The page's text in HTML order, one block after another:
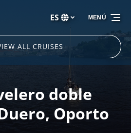
Selecciona
tu
ES
ALL CRUISES
MENÚ
doble
Oporto